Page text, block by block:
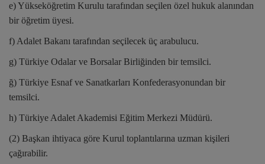
e) Yükseköğretim Kurulu tarafından seçilen özel hukuk alanından
bir öğretim üyesi.
f) Adalet Bakanı tarafından seçilecek üç arabulucu.
g) Türkiye Odalar ve Borsalar Birliğinden bir temsilci.
ğ) Türkiye Esnaf ve Sanatkarları Konfederasyonundan bir
temsilci.
h) Türkiye Adalet Akademisi Eğitim Merkezi Müdürü.
(2) Başkan ihtiyaca göre Kurul toplantılarına uzman kişileri
çağırabilir.